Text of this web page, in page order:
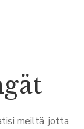
meiltä, jotta